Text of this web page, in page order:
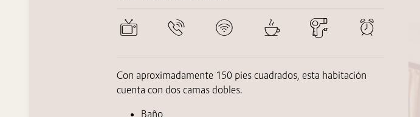
Con aproximadamente 150 pies cuadrados, esta habitación
cuenta con dos camas dobles.
Baño